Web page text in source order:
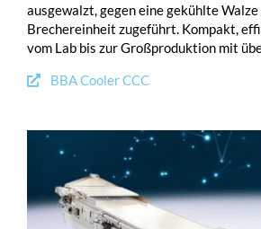
ausgewalzt, gegen eine gekühlte
Brechereinheit zugeführt. Kompakt,
vom Lab bis zur Großproduktion mit
BBA Cooler CCC